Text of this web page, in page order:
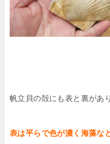
帆立貝の殻にも表と裏があ
表は平らで色が濃く海藻な